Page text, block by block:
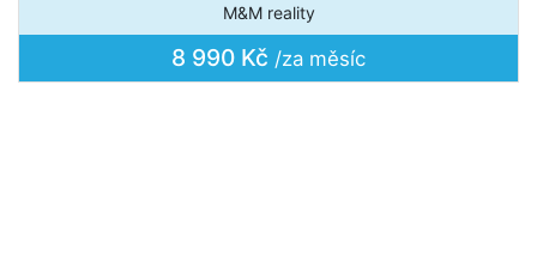
M&M reality
8 990 Kč /za měsíc